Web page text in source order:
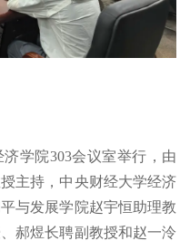
学院303会议室举行，由
主持，中央财经大学经济
与发展学院赵宇恒助理教
郝煜长聘副教授和赵一泠